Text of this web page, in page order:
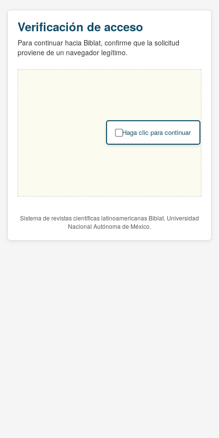
Verificación de acceso
Para continuar hacia Biblat, confirme que la solicitud
proviene de un navegador legítimo.
Haga clic para continuar
Sistema de revistas científicas latinoamericanas Biblat. Universidad
Nacional Autónoma de México.